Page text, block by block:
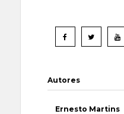
Autores
Ernesto Martins